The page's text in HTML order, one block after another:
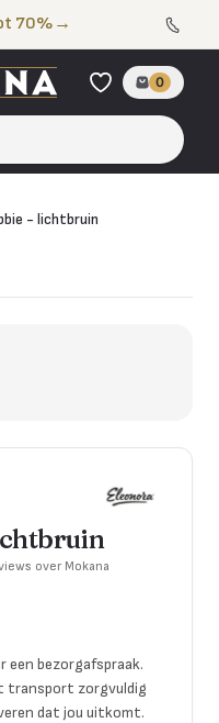
70% →
0
- lichtbruin
over Mokana
een bezorgafspraak.
transport zorgvuldig
dat jou uitkomt.